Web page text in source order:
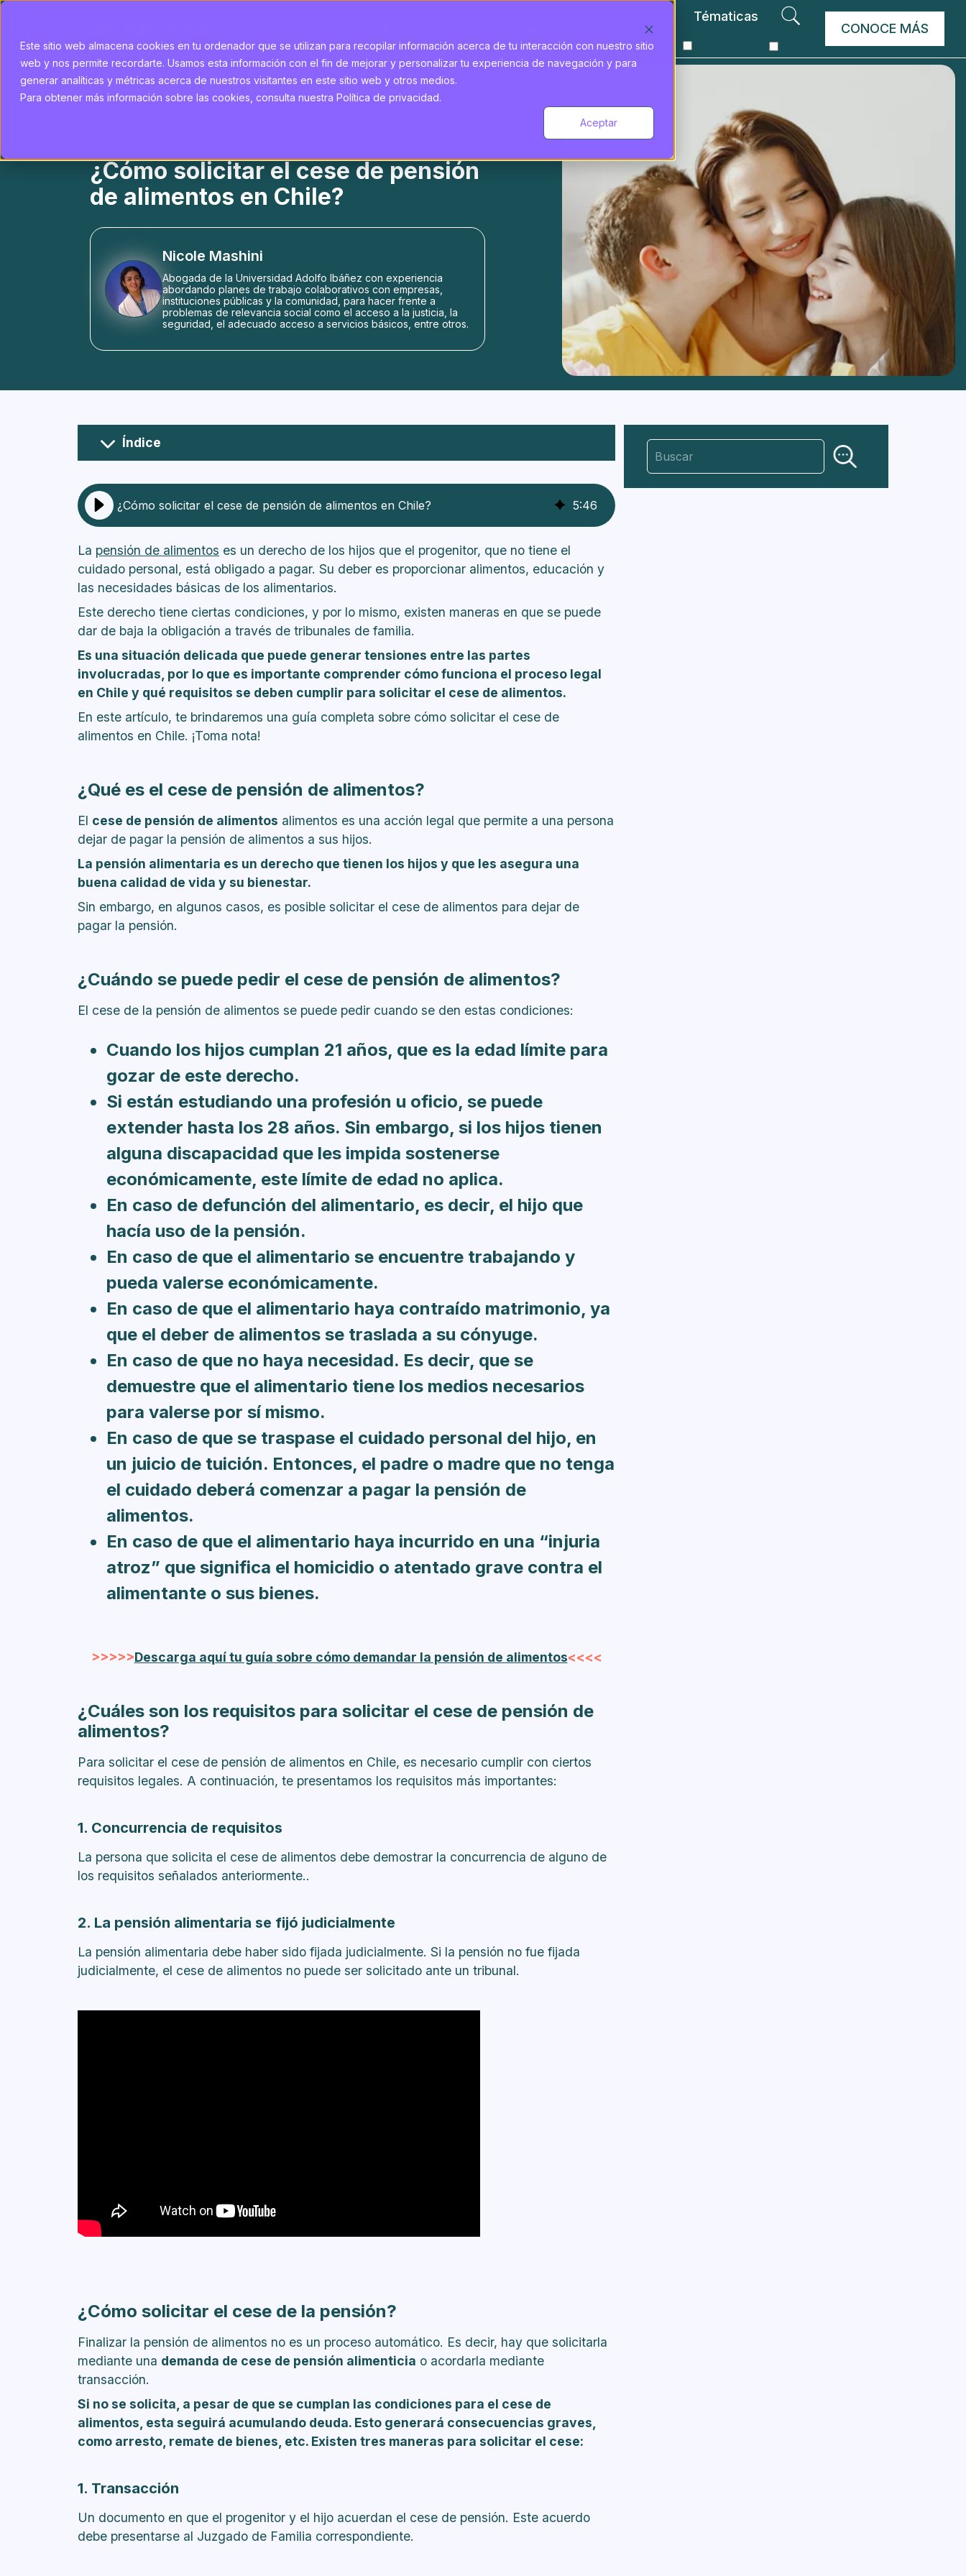
Este sitio web almacena cookies en tu ordenador que se utilizan para recopilar información acerca de tu interacción con nuestro sitio
web y nos permite recordarte. Usamos esta información con el fin de mejorar y personalizar tu experiencia de navegación y para
generar analíticas y métricas acerca de nuestros visitantes en este sitio web y otros medios.
Para obtener más información sobre las cookies, consulta nuestra Política de privacidad.
Aceptar
Tématicas
CONOCE MÁS
¿Cómo solicitar el cese de pensión
de alimentos en Chile?
Nicole Mashini
Abogada de la Universidad Adolfo Ibáñez con experiencia
abordando planes de trabajo colaborativos con empresas,
instituciones públicas y la comunidad, para hacer frente a
problemas de relevancia social como el acceso a la justicia, la
seguridad, el adecuado acceso a servicios básicos, entre otros.
Índice
¿Qué es el cese de pensión de alimentos?
¿Cuáles son los requisitos para solicitar el cese de pensión de alimentos?
¿Puedo solicitar el cese si debo la pensión de alimentos?
¿Qué pasa en el caso en que el obligado al pago obtiene el cuidado personal
del menor?
¿Qué aspectos son importantes a considerar en el cese de pensión de
alimentos?
¿Cómo solicitar el cese de pensión de alimentos en Chile? 5:46
La pensión de alimentos es un derecho de los hijos que el progenitor, que no tiene el
cuidado personal, está obligado a pagar. Su deber es proporcionar alimentos, educación y
las necesidades básicas de los alimentarios.
Este derecho tiene ciertas condiciones, y por lo mismo, existen maneras en que se puede
dar de baja la obligación a través de tribunales de familia.
Es una situación delicada que puede generar tensiones entre las partes
involucradas, por lo que es importante comprender cómo funciona el proceso legal
en Chile y qué requisitos se deben cumplir para solicitar el cese de alimentos.
En este artículo, te brindaremos una guía completa sobre cómo solicitar el cese de
alimentos en Chile. ¡Toma nota!
¿Qué es el cese de pensión de alimentos?
El cese de pensión de alimentos alimentos es una acción legal que permite a una persona
dejar de pagar la pensión de alimentos a sus hijos.
La pensión alimentaria es un derecho que tienen los hijos y que les asegura una
buena calidad de vida y su bienestar.
Sin embargo, en algunos casos, es posible solicitar el cese de alimentos para dejar de
pagar la pensión.
¿Cuándo se puede pedir el cese de pensión de alimentos?
El cese de la pensión de alimentos se puede pedir cuando se den estas condiciones:
Cuando los hijos cumplan 21 años, que es la edad límite para
gozar de este derecho.
Si están estudiando una profesión u oficio, se puede
extender hasta los 28 años. Sin embargo, si los hijos tienen
alguna discapacidad que les impida sostenerse
económicamente, este límite de edad no aplica.
En caso de defunción del alimentario, es decir, el hijo que
hacía uso de la pensión.
En caso de que el alimentario se encuentre trabajando y
pueda valerse económicamente.
En caso de que el alimentario haya contraído matrimonio, ya
que el deber de alimentos se traslada a su cónyuge.
En caso de que no haya necesidad. Es decir, que se
demuestre que el alimentario tiene los medios necesarios
para valerse por sí mismo.
En caso de que se traspase el cuidado personal del hijo, en
un juicio de tuición. Entonces, el padre o madre que no tenga
el cuidado deberá comenzar a pagar la pensión de
alimentos.
En caso de que el alimentario haya incurrido en una “injuria
atroz” que significa el homicidio o atentado grave contra el
alimentante o sus bienes.
>>>>>Descarga aquí tu guía sobre cómo demandar la pensión de alimentos<<<<
¿Cuáles son los requisitos para solicitar el cese de pensión de
alimentos?
Para solicitar el cese de pensión de alimentos en Chile, es necesario cumplir con ciertos
requisitos legales. A continuación, te presentamos los requisitos más importantes:
1. Concurrencia de requisitos
La persona que solicita el cese de alimentos debe demostrar la concurrencia de alguno de
los requisitos señalados anteriormente..
2. La pensión alimentaria se fijó judicialmente
La pensión alimentaria debe haber sido fijada judicialmente. Si la pensión no fue fijada
judicialmente, el cese de alimentos no puede ser solicitado ante un tribunal.
¿Cómo solicitar el cese de la pensión?
Finalizar la pensión de alimentos no es un proceso automático. Es decir, hay que solicitarla
mediante una demanda de cese de pensión alimenticia o acordarla mediante
transacción.
Si no se solicita, a pesar de que se cumplan las condiciones para el cese de
alimentos, esta seguirá acumulando deuda. Esto generará consecuencias graves,
como arresto, remate de bienes, etc. Existen tres maneras para solicitar el cese:
1. Transacción
Un documento en que el progenitor y el hijo acuerdan el cese de pensión. Este acuerdo
debe presentarse al Juzgado de Familia correspondiente.